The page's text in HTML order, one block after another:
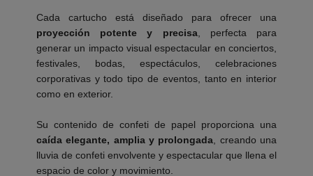
Cada cartucho está diseñado para ofrecer una
proyección potente y precisa, perfecta para
generar un impacto visual espectacular en conciertos,
festivales, bodas, espectáculos, celebraciones
corporativas y todo tipo de eventos, tanto en interior
como en exterior.
Su contenido de confeti de papel proporciona una
caída elegante, amplia y prolongada , creando una
lluvia de confeti envolvente y espectacular que llena el
espacio de color y movimiento.